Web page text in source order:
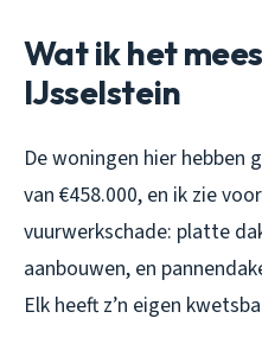
Wat ik het
IJsselstein
De woningen hier hebben
van €458.000, en ik zie
vuurwerkschade: platte
aanbouwen, en
Elk heeft z’n eigen